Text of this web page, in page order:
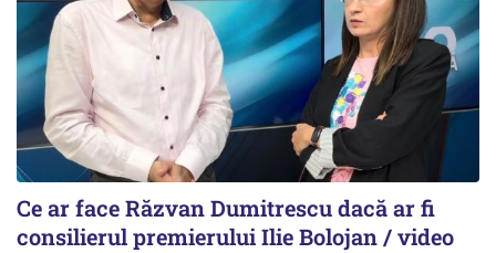
Ce ar face Răzvan Dumitrescu dacă ar fi
consilierul premierului Ilie Bolojan / video